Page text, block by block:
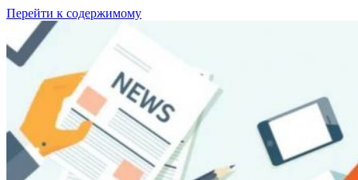
Перейти к содержимому